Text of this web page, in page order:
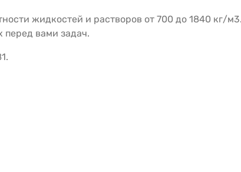
жидкостей и растворов от 700 до 1840 кг/
перед вами задач.